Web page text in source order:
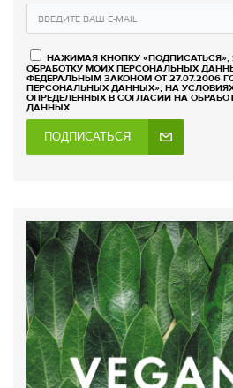
НАЖИМАЯ КНОПКУ
ОБРАБОТКУ МОИХ ПЕРСОНАЛЬНЫХ
ФЕДЕРАЛЬНЫМ ЗАКОНОМ ОТ 27.07.2006
ПЕРСОНАЛЬНЫХ ДАННЫХ», НА
ОПРЕДЕЛЕННЫХ В СОГЛАСИИ НА
ДАННЫХ
ПОДПИСАТЬСЯ